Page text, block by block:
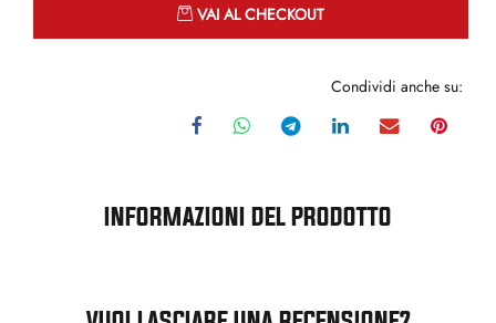
VAI AL CHECKOUT
Condividi anche su:
INFORMAZIONI DEL PRODOTTO